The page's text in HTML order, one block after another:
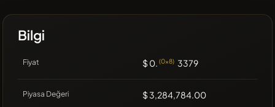
Bilgi
Fiyat $ 0. (0x8) 3379
Piyasa Değeri $ 3,284,784.00